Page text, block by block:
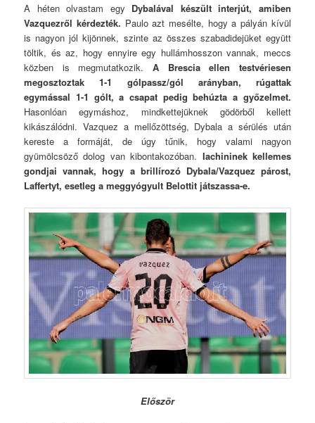
A héten olvastam egy Dybalával készült interjút, amiben
Vazquezről kérdezték. Paulo azt mesélte, hogy a pályán kívül
is nagyon jól kijönnek, szinte az összes szabadidejüket együtt
töltik, és az, hogy ennyire egy hullámhosszon vannak, meccs
közben is megmutatkozik. A Brescia ellen testvériesen
megosztoztak 1-1 gólpassz/gól arányban, rúgattak
egymással 1-1 gólt, a csapat pedig behúzta a győzelmet.
Hasonlóan egymáshoz, mindkettejüknek gödörből kellett
kikászálódni. Vazquez a mellőzöttség, Dybala a sérülés után
kereste a formáját, de úgy tűnik, hogy valami nagyon
gyümölcsöző dolog van kibontakozóban. Iachininek kellemes
gondjai vannak, hogy a brillírozó Dybala/Vazquez párost,
Laffertyt, esetleg a meggyógyult Belottit játszassa-e.
Először